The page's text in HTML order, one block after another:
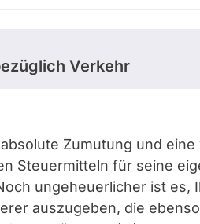
Verkehr
Zumutung und eine
Steuermitteln für seine
ungeheuerlicher ist es,
auszugeben, die